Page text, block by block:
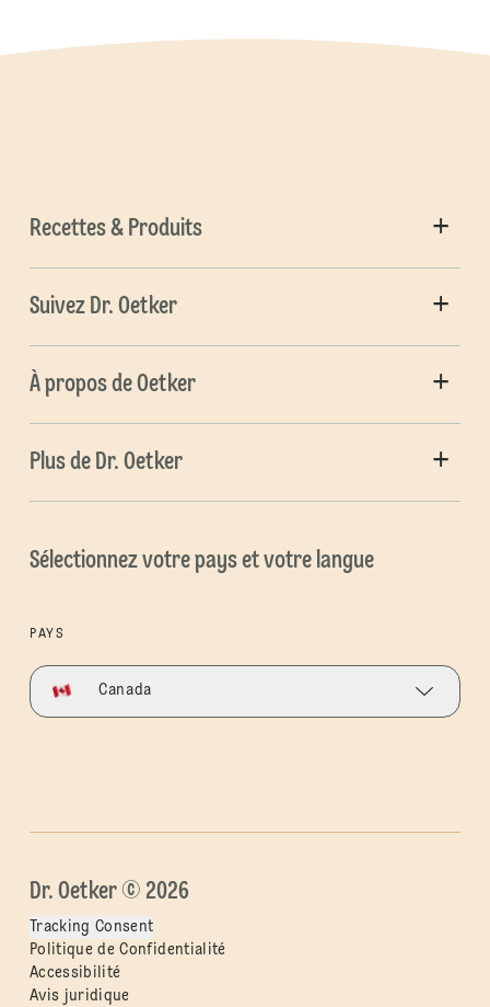
Recettes & Produits
Suivez Dr. Oetker
À propos de Oetker
Plus de Dr. Oetker
Sélectionnez votre pays et votre langue
PAYS
Canada
Dr. Oetker © 2026
Tracking Consent
Politique de Confidentialité
Accessibilité
Avis juridique